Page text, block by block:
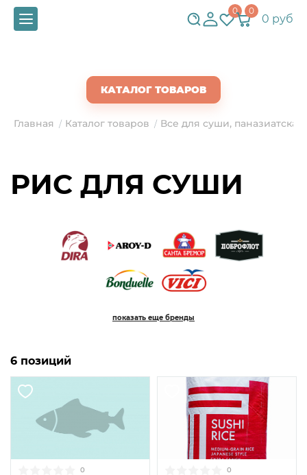
0 0
0 руб
КАТАЛОГ ТОВАРОВ
Главная / Каталог товаров / Все для суши, паназиатская
РИС ДЛЯ СУШИ
показать еще бренды
6 позиций
0 0